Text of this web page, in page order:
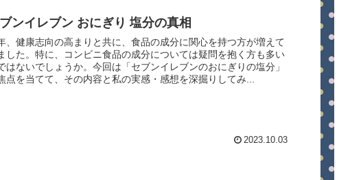
ンイレブン おにぎり 塩分の真相
、健康志向の高まりと共に、食品の成分に関心を持つ方が増えて
した。特に、コンビニ食品の成分については疑問を抱く方も多い
はないでしょうか。今回は「セブンイレブンのおにぎりの塩分」
点を当てて、その内容と私の実感・感想を深掘りしてみ...
2023.10.03